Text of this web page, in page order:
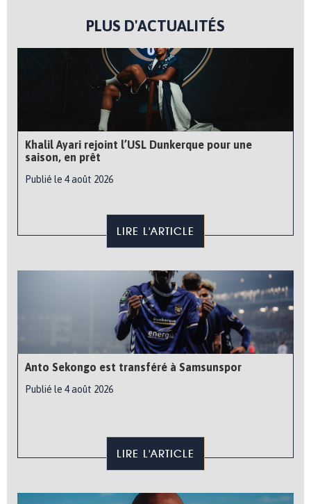
PLUS D'ACTUALITÉS
Khalil Ayari rejoint l’USL Dunkerque pour une
saison, en prêt
Publié le 4 août 2026
LIRE L'ARTICLE
Anto Sekongo est transféré à Samsunspor
Publié le 4 août 2026
LIRE L'ARTICLE